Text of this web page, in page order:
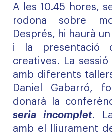
A les 10.45 hores,
rodona sobre
Després, hi haurà
i la presentació
creatives. La
amb diferents
Daniel Gabarró,
donarà la
seria incomplet.
amb el lliurament